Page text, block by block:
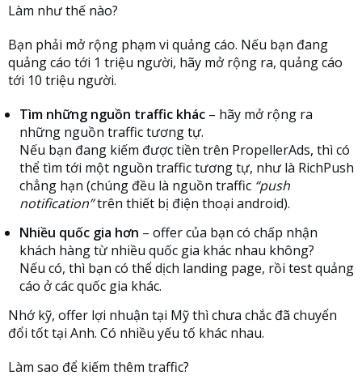
Làm như thế nào?
Bạn phải mở rộng phạm vi quảng cáo. Nếu bạn đang
quảng cáo tới 1 triệu người, hãy mở rộng ra, quảng cáo
tới 10 triệu người.
Tìm những nguồn traffic khác – hãy mở rộng ra
những nguồn traffic tương tự.
Nếu bạn đang kiếm được tiền trên PropellerAds, thì có
thể tìm tới một nguồn traffic tương tự, như là RichPush
chẳng hạn (chúng đều là nguồn traffic “push
notification”trên thiết bị điện thoại android).
Nhiều quốc gia hơn – offer của bạn có chấp nhận
khách hàng từ nhiều quốc gia khác nhau không?
Nếu có, thì bạn có thể dịch landing page, rồi test quảng
cáo ở các quốc gia khác.
Nhớ kỹ, offer lợi nhuận tại Mỹ thì chưa chắc đã chuyển
đổi tốt tại Anh. Có nhiều yếu tố khác nhau.
Làm sao để kiếm thêm traffic?